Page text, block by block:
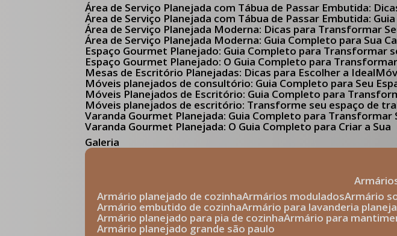
Área de Serviço Planejada com Tábua de Passar Embutida:
Área de Serviço Planejada com Tábua de Passar Embutida:
Área de Serviço Planejada Moderna: Dicas para Transformar
Área de Serviço Planejada Moderna: Guia Completo para Sua
Espaço Gourmet Planejado: Guia Completo para Transformar
Espaço Gourmet Planejado: O Guia Completo para
Mesas de Escritório Planejadas: Dicas para Escolher a Ideal
Móveis planejados de consultório: Guia Completo para Seu
Móveis Planejados de Escritório: Guia Completo para
Móveis planejados de escritório: Transforme seu espaço de
Varanda Gourmet Planejada: Guia Completo para Transformar
Varanda Gourmet Planejada: O Guia Completo para Criar a Sua
Galeria
armário planejado de cozinha armários modulados armário
armário embutido de cozinha armário para lavanderia
armário planejado para pia de cozinha armário para
armário planejado grande são paulo